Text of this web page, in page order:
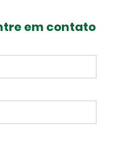
em contato